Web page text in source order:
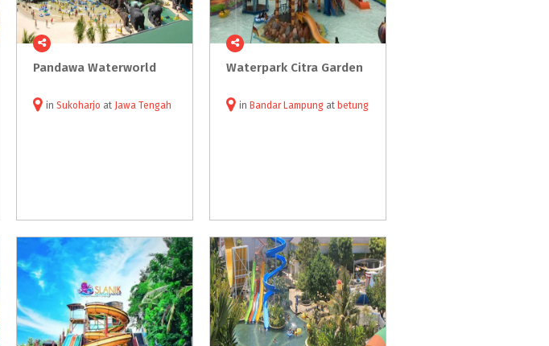
Pandawa Waterworld
in Sukoharjo at Jawa Tengah
Waterpark Citra Garden
in Bandar Lampung at betung